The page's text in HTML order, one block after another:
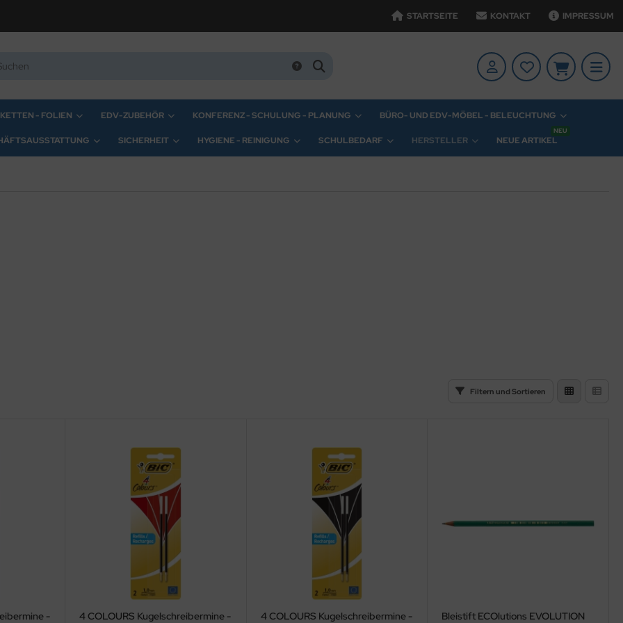
STARTSEITE KONTAKT IMPRESSUM
- FOLIEN EDV-ZUBEHÖR KONFERENZ - SCHULUNG - PLANUNG BÜRO- UND EDV-MÖBEL - BELEUCHTUNG
SICHERHEIT HYGIENE - REINIGUNG SCHULBEDARF HERSTELLER NEUE ARTIKEL
NEU
Filtern und Sortieren
-
4 COLOURS Kugelschreibermine -
4 COLOURS Kugelschreibermine -
Bleistift ECOlutions EVOLUTION